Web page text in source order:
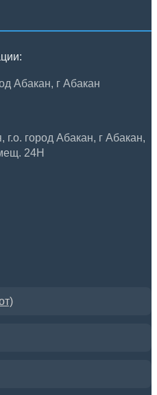
Абакан, г Абакан
город Абакан, г Абакан,
24Н